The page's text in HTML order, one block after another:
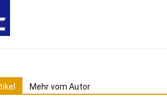
Mehr vom Autor